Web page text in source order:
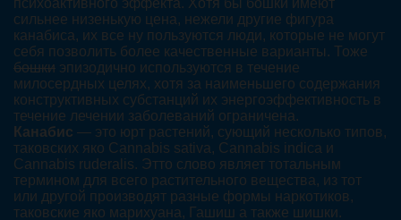
психоактивного эффекта. Хотя бы бошки имеют
сильнее низенькую цена, нежели другие фигура
канабиса, их все ну пользуются люди, которые не могут
себя позволить более качественные варианты. Тоже
бошки эпизодично используются в течение
милосердных целях, хотя за наименьшего содержания
конструктивных субстанций их энергоэффективность в
течение лечении заболеваний ограничена.
Канабис — это юрт растений, сующий несколько типов,
таковских яко Cannabis sativa, Cannabis indica и
Cannabis ruderalis. Этто слово являет тотальным
термином для всего растительного вещества, из тот
или другой производят разные формы наркотиков,
таковские яко марихуана, Гашиш а также шишки.